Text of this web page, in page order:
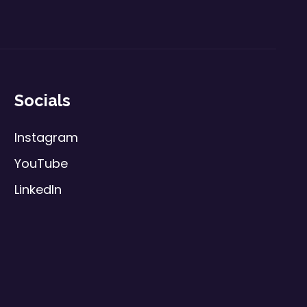
Socials
Instagram
YouTube
LinkedIn